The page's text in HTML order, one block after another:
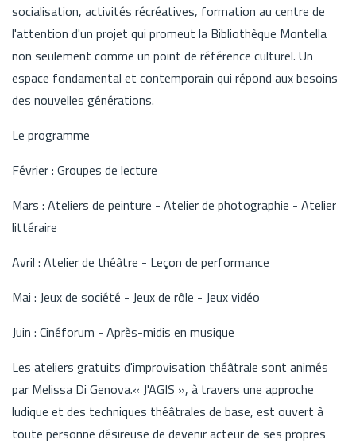
socialisation, activités récréatives, formation au centre de
l'attention d'un projet qui promeut la Bibliothèque Montella
non seulement comme un point de référence culturel. Un
espace fondamental et contemporain qui répond aux besoins
des nouvelles générations.
Le programme
Février : Groupes de lecture
Mars : Ateliers de peinture - Atelier de photographie - Atelier
littéraire
Avril : Atelier de théâtre - Leçon de performance
Mai : Jeux de société - Jeux de rôle - Jeux vidéo
Juin : Cinéforum - Après-midis en musique
Les ateliers gratuits d'improvisation théâtrale sont animés
par Melissa Di Genova.« J'AGIS », à travers une approche
ludique et des techniques théâtrales de base, est ouvert à
toute personne désireuse de devenir acteur de ses propres